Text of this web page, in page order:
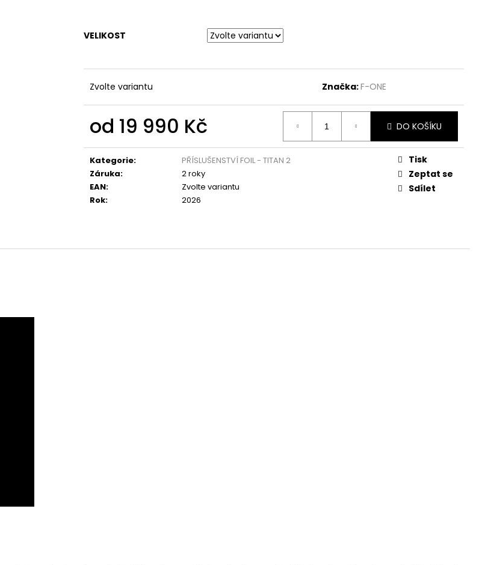
VELIKOST
Zvolte variantu Značka:F-ONE
od 19 990 Kč DO KOŠÍKU
Kategorie:
PŘÍSLUŠENSTVÍ FOIL - TITAN 2
Záruka:
2 roky
EAN:
Zvolte variantu
Rok: 2026
Tisk
Zeptat se
Sdílet